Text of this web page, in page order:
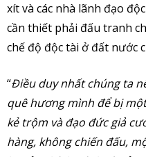
xít và các nhà lãnh đạo
cần thiết phải đấu tranh
chế độ độc tài ở đất nước
“Điều duy nhất chúng ta
quê hương mình để bị
kẻ trộm và đạo đức giả
hàng, không chiến đấu,